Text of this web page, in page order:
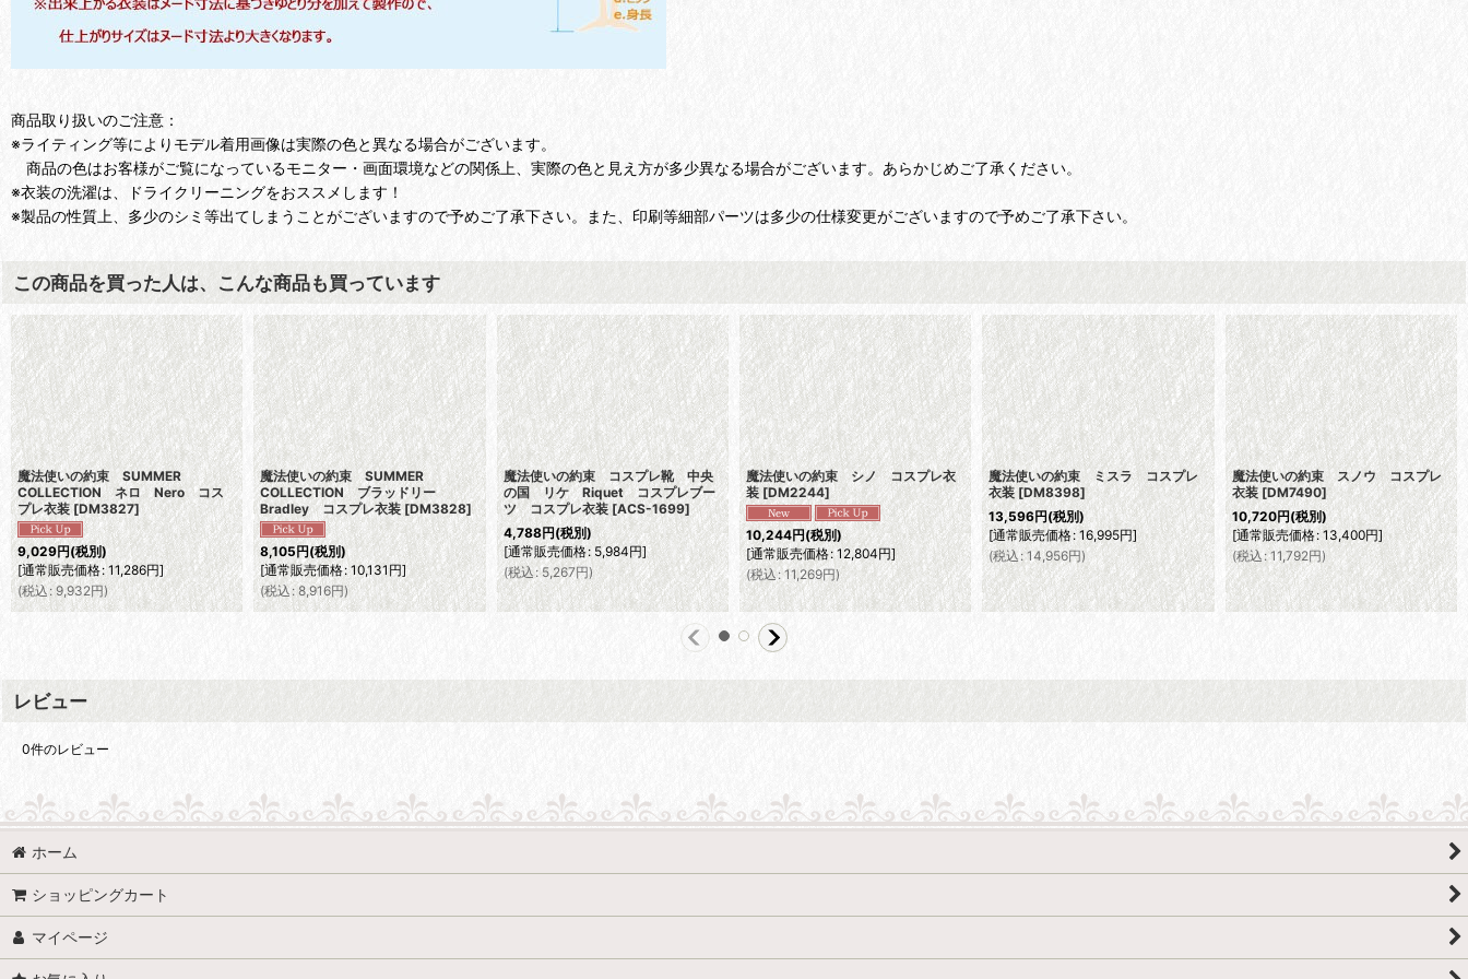
商品取り扱いのご注意：
※ライティング等によりモデル着用画像は実際の色と異なる場合がございます。
商品の色はお客様がご覧になっているモニター・画面環境などの関係上、実際の色と見え方が多少異なる場合がございます。あらかじめご了承ください。
※衣装の洗濯は、ドライクリーニングをおススメします！
※製品の性質上、多少のシミ等出てしまうことがございますので予めご了承下さい。また、印刷等細部パーツは多少の仕様変更がございますので予めご了承下さい。
この商品を買った人は、こんな商品も買っています
魔法使いの約束 SUMMER
COLLECTION ネロ Nero コス
プレ衣装 [DM3827]
9,029円(税別)
[通常販売価格: 11,286円]
(税込: 9,932円)
魔法使いの約束 SUMMER
COLLECTION ブラッドリー
Bradley コスプレ衣装 [DM3828]
8,105円(税別)
[通常販売価格: 10,131円]
(税込: 8,916円)
魔法使いの約束 コスプレ靴 中央
の国 リケ Riquet コスプレブー
ツ コスプレ衣装 [ACS-1699]
4,788円(税別)
[通常販売価格: 5,984円]
(税込 : 5,267円)
魔法使いの約束 シノ コスプレ衣
装 [DM2244]
10,244円(税別)
[通常販売価格: 12,804円]
(税込: 11,269円)
魔法使いの約束 ミスラ コスプレ
衣装 [DM8398]
13,596円(税別)
[通常販売価格: 16,995円]
(税込 : 14,956円)
魔法使いの約束 スノウ コスプレ
衣装 [DM7490]
10,720円(税別)
[通常販売価格: 13,400円]
(税込 : 11,792円)
レビュー
0件のレビュー
ホーム
ショッピングカート
マイページ